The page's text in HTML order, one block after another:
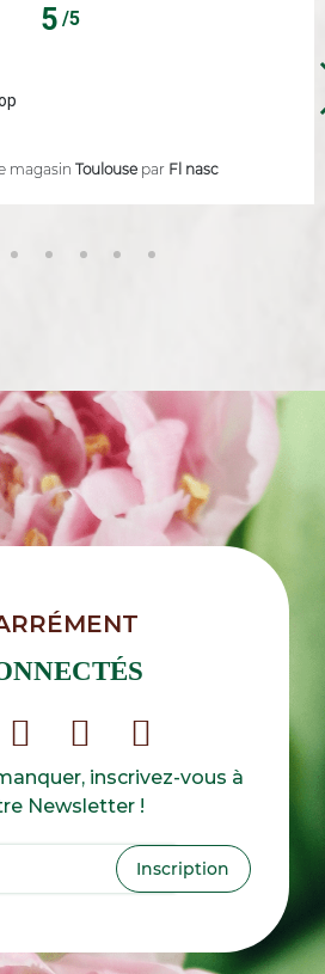
5 /5
magasin Toulousepar Fl nasc
inscrivez-vous à
Newsletter !
Inscription